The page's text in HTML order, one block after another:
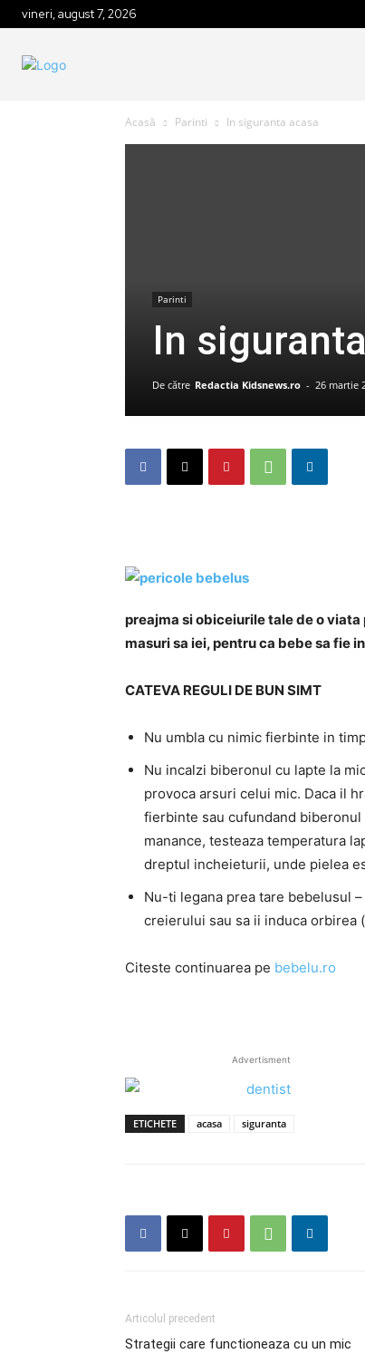
vineri, august 7, 2026
Acasă Parinti In siguranta acasa
Parinti
In
De către Redactia Kidsnews.ro - 26 martie
preajma si obiceiurile tale de o
masuri sa iei, pentru ca bebe sa fie
CATEVA REGULI DE BUN SIMT
Nu umbla cu nimic fierbinte in
Nu incalzi biberonul cu lapte la
provoca arsuri celui mic. Daca il
fierbinte sau cufundand
manance, testeaza temperatura
dreptul incheieturii, unde pielea
Nu-ti legana prea tare bebelusul
creierului sau sa ii induca orbirea
Citeste continuarea pe bebelu.ro
Advertisment
ETICHETE acasa siguranta
Articolul precedent
Strategii care functioneaza cu un mic